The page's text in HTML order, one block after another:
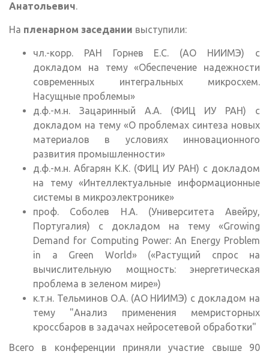
Анатольевич.
На пленарном заседании выступили:
чл.-корр. РАН Горнев Е.С. (АО НИИМЭ) с
докладом на тему «Обеспечение надежности
современных интегральных микросхем.
Насущные проблемы»
д.ф.-м.н. Зацаринный А.А. (ФИЦ ИУ РАН) с
докладом на тему «О проблемах синтеза новых
материалов в условиях инновационного
развития промышленности»
д.ф.-м.н. Абгарян К.К. (ФИЦ ИУ РАН) с докладом
на тему «Интеллектуальные информационные
системы в микроэлектронике»
проф. Соболев Н.А. (Университета Авейру,
Португалия) с докладом на тему «Growing
Demand for Computing Power: An Energy Problem
in a Green World» («Растущий спрос на
вычислительную мощность: энергетическая
проблема в зеленом мире»)
к.т.н. Тельминов О.А. (АО НИИМЭ) с докладом на
тему "Анализ применения мемристорных
кроссбаров в задачах нейросетевой обработки"
Всего в конференции приняли участие свыше 90